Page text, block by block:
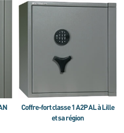
Coffre-fort classe 1 A2P AL à Lille
et sa région